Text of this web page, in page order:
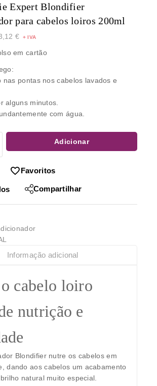
Expert Blondifier
para cabelos loiros 200ml
€
em cartão
nas pontas nos cabelos lavados e
alguns minutos.
com água.
Adicionar
Favoritos
Compartilhar
Informação adicional
cabelo loiro
nutrição e
Blondifier nutre os cabelos em
dando aos cabelos um acabamento
natural muito especial.